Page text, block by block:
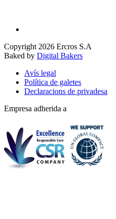
Copyright 2026 Ercros S.A
Baked by Digital Bakers
Avís legal
Política de galetes
Declaracions de privadesa
Empresa adherida a